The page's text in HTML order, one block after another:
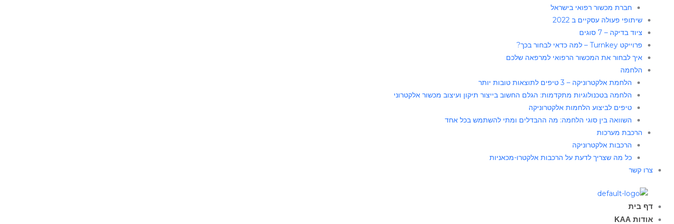
חברת מכשור רפואי בישראל
שיתופי פעולה עסקיים ב 2022
ציוד בדיקה – 7 סוגים
פרוייקט Turnkey – למה כדאי לבחור בכך?
איך לבחור את המכשור הרפואי למרפאה שלכם
הלחמה
הלחמת אלקטרוניקה – 3 טיפים לתוצאות טובות יותר
הלחמה בטכנולוגיות מתקדמות: הגלם החשוב בייצור תיקון ועיצוב מכשור אלקטרוני
טיפים לביצוע הלחמות אלקטרוניקה
השוואה בין סוגי הלחמה: מה ההבדלים ומתי להשתמש בכל אחד
הרכבת מערכות
הרכבות אלקטרוניקה
כל מה שצריך לדעת על הרכבות אלקטרו-מכאניות
צרו קשר
דף בית
אודות KAA